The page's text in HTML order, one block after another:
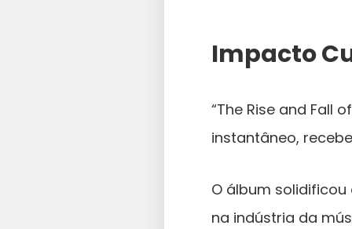
Impacto
“The Rise and Fall
instantâneo,
O álbum
na indústria da